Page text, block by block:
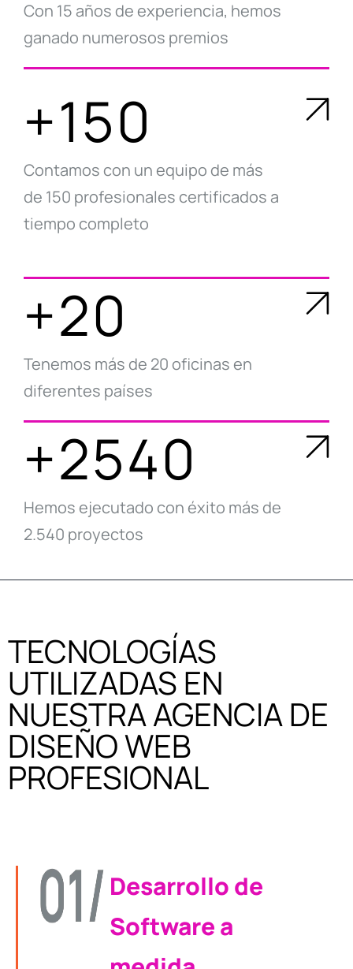
Con 15 años de experiencia, hemos
ganado numerosos premios
+150
Contamos con un equipo de más
de 150 profesionales certificados a
tiempo completo
+20
Tenemos más de 20 oficinas en
diferentes países
+2540
Hemos ejecutado con éxito más de
2.540 proyectos
TECNOLOGÍAS
UTILIZADAS EN
NUESTRA AGENCIA DE
DISEÑO WEB
PROFESIONAL
Desarrollo de
Software a